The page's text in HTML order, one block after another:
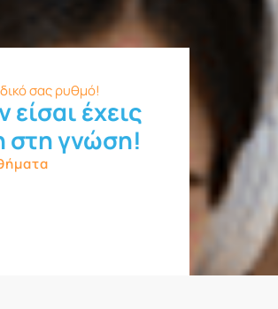
σας ρυθμό!
έχεις
στη γνώση!